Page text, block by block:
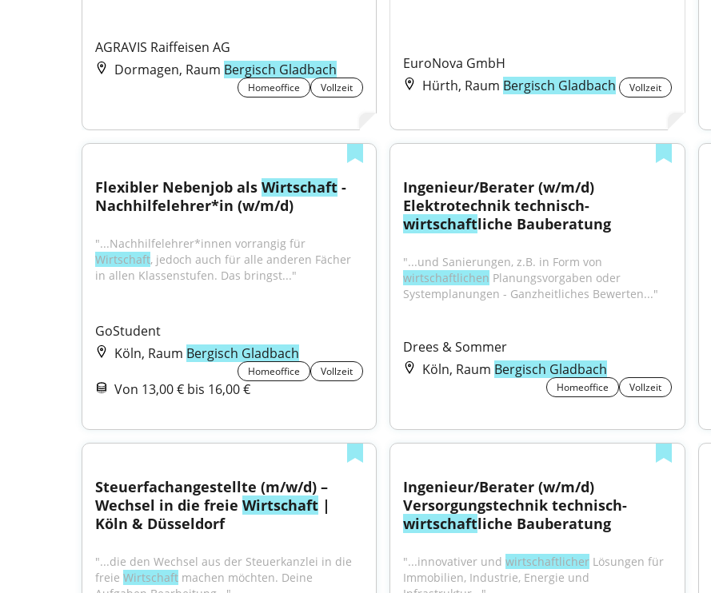
AGRAVIS Raiffeisen AG
Dormagen, Raum Bergisch Gladbach
Homeoffice Vollzeit
EuroNova GmbH
Hürth, Raum Bergisch Gladbach Vollzeit
Flexibler Nebenjob als Wirtschaft -
Nachhilfelehrer*in (w/m/d)
Wirtschaft, jedoch auch für alle anderen Fächer
in allen Klassenstufen. Das bringst..."
GoStudent
Köln, Raum Bergisch Gladbach
Homeoffice Vollzeit
Von 13,00 € bis 16,00 €
Ingenieur/Berater (w/m/d)
Elektrotechnik technisch-
wirtschaftliche Bauberatung
wirtschaftlichen Planungsvorgaben oder
Systemplanungen - Ganzheitliches Bewerten..."
Drees & Sommer
Köln, Raum Bergisch Gladbach
Homeoffice Vollzeit
Steuerfachangestellte (m/w/d) –
Wechsel in die freie Wirtschaft |
Köln & Düsseldorf
"...die den Wechsel aus der Steuerkanzlei in die
freie Wirtschaft machen möchten. Deine
Ingenieur/Berater (w/m/d)
Versorgungstechnik technisch-
wirtschaftliche Bauberatung
"...innovativer und wirtschaftlicher Lösungen für
Immobilien, Industrie, Energie und